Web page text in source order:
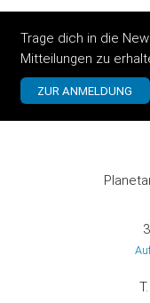
Trage dich in die
Mitteilungen zu
T.